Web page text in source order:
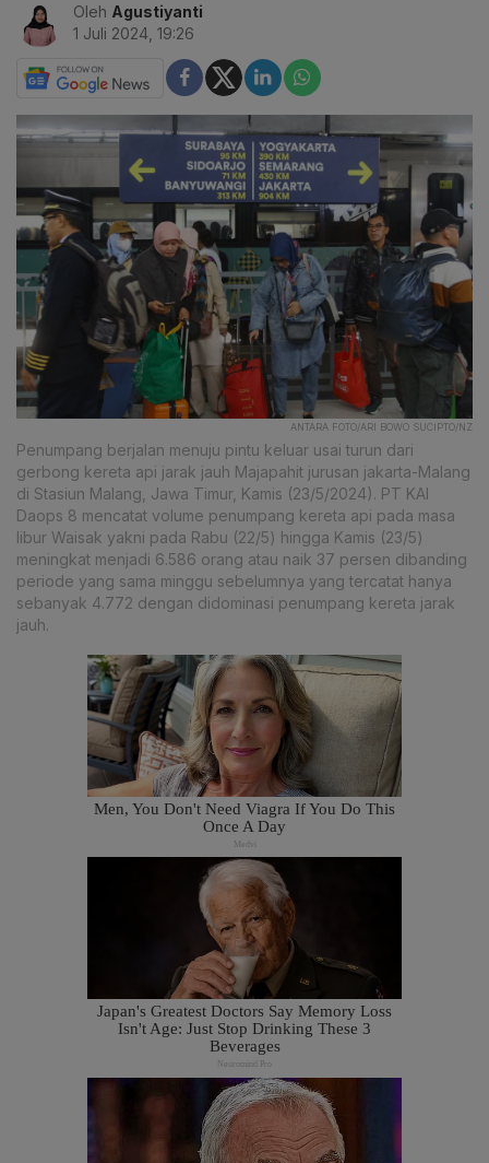
Oleh Agustiyanti
1 Juli 2024, 19:26
ANTARA FOTO/ARI BOWO SUCIPTO/NZ
Penumpang berjalan menuju pintu keluar usai turun dari
gerbong kereta api jarak jauh Majapahit jurusan jakarta-Malang
di Stasiun Malang, Jawa Timur, Kamis (23/5/2024). PT KAI
Daops 8 mencatat volume penumpang kereta api pada masa
libur Waisak yakni pada Rabu (22/5) hingga Kamis (23/5)
meningkat menjadi 6.586 orang atau naik 37 persen dibanding
periode yang sama minggu sebelumnya yang tercatat hanya
sebanyak 4.772 dengan didominasi penumpang kereta jarak
jauh.